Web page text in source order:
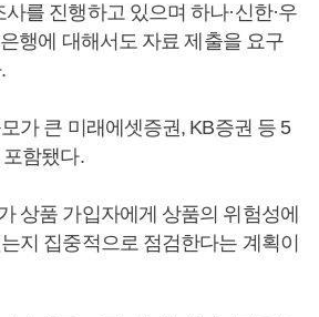
를 진행하고 있으며 하나·신한·우
행에 대해서도 자료 제출을 요구
가 큰 미래에셋증권, KB증권 등 5
함됐다.
상품 가입자에게 상품의 위험성에
지 집중적으로 점검한다는 계획이